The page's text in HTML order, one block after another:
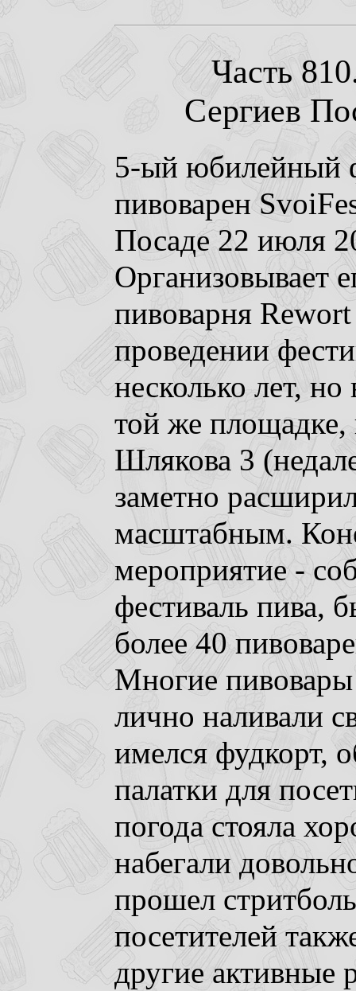
Часть
Сергиев
5-ый юбилейный
пивоварен
Посаде 22 июля
Организовывает
пивоварня
проведении
несколько лет,
той же площадке,
Шлякова 3
заметно
масштабным.
мероприятие -
фестиваль пива,
более 40
Многие
лично наливали
имелся фудкорт,
палатки для
погода стояла
набегали
прошел
посетителей
другие активные